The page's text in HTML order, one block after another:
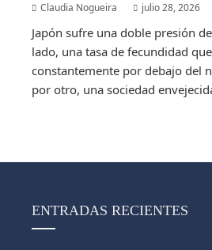
Claudia Nogueira julio 28, 2026
Japón sufre una doble presión
lado, una tasa de fecundidad
constantemente por debajo del
por otro, una sociedad
ENTRADAS RECIENTES